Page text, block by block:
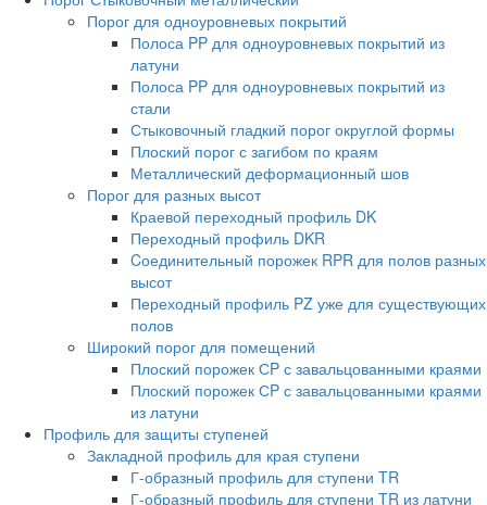
Порог для одноуровневых покрытий
Полоса PP для одноуровневых покрытий из
латуни
Полоса PP для одноуровневых покрытий из
стали
Стыковочный гладкий порог округлой формы
Плоский порог с загибом по краям
Металлический деформационный шов
Порог для разных высот
Краевой переходный профиль DK
Переходный профиль DKR
Cоединительный порожек RPR для полов разных
высот
Переходный профиль PZ уже для существующих
полов
Широкий порог для помещений
Плоский порожек СP с завальцованными краями
Плоский порожек СP с завальцованными краями
из латуни
Профиль для защиты ступеней
Закладной профиль для края ступени
Г-образный профиль для ступени TR
Г-образный профиль для ступени TR из латуни